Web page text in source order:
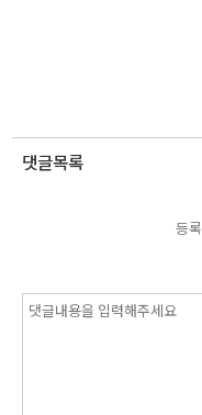
댓글목록
등